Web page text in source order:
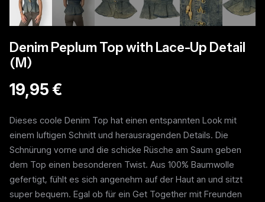
Denim Peplum Top with Lace-Up Detail
(M)
19,95 €
Dieses coole Denim Top hat einen entspannten Look mit
einem luftigen Schnitt und herausragenden Details. Die
Schnürung vorne und die schicke Rüsche am Saum geben
dem Top einen besonderen Twist. Aus 100% Baumwolle
gefertigt, fühlt es sich angenehm auf der Haut an und sitzt
super bequem. Egal ob für ein Get Together mit Freunden